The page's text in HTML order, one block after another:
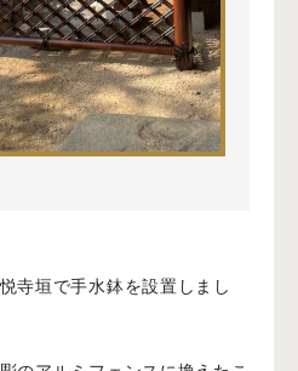
寺垣で手水鉢を設置しまし